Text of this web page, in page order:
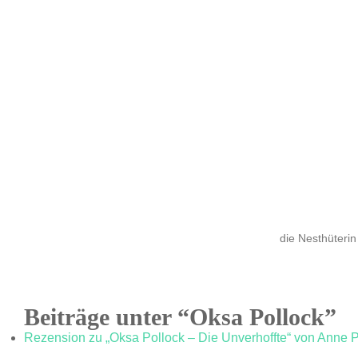
die Nesthüterin
Beiträge unter “Oksa Pollock”
Rezension zu „Oksa Pollock – Die Unverhoffte“ von Anne